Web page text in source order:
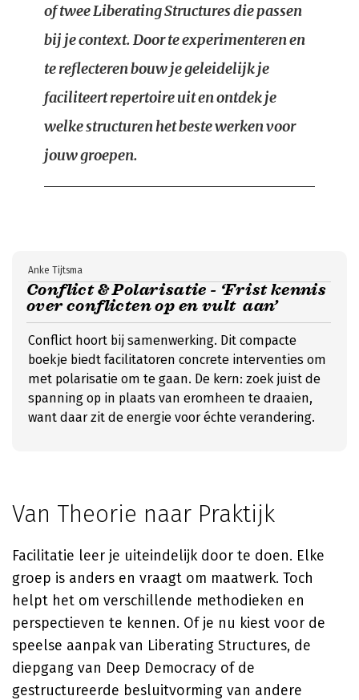
of twee Liberating Structures die passen
bij je context. Door te experimenteren en
te reflecteren bouw je geleidelijk je
faciliteert repertoire uit en ontdek je
welke structuren het beste werken voor
jouw groepen.
Conflict & Polarisatie - ‘Frist kennis
over conflicten op en vult aan’
Anke Tijtsma
Conflict hoort bij samenwerking. Dit compacte
boekje biedt facilitatoren concrete interventies om
met polarisatie om te gaan. De kern: zoek juist de
spanning op in plaats van eromheen te draaien,
want daar zit de energie voor échte verandering.
Van Theorie naar Praktijk
Facilitatie leer je uiteindelijk door te doen. Elke
groep is anders en vraagt om maatwerk. Toch
helpt het om verschillende methodieken en
perspectieven te kennen. Of je nu kiest voor de
speelse aanpak van Liberating Structures, de
diepgang van Deep Democracy of de
gestructureerde besluitvorming van andere